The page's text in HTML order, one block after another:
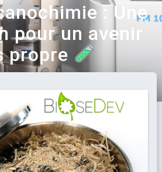
: Une
pour un avenir
propre